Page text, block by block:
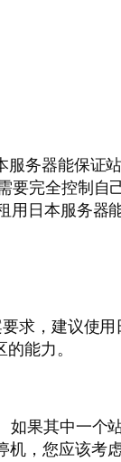
务器能保证
要完全控制自
日本服务器能
求，建议使
能力。
果其中一个
，您应该考